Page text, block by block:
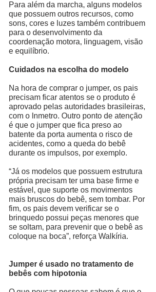
Para além da marcha, alguns modelos
que possuem outros recursos, como
sons, cores e luzes também contribuem
para o desenvolvimento da
coordenação motora, linguagem, visão
e equilíbrio.
Cuidados na escolha do modelo
Na hora de comprar o jumper, os pais
precisam ficar atentos se o produto é
aprovado pelas autoridades brasileiras,
com o Inmetro. Outro ponto de atenção
é que o jumper que fica preso ao
batente da porta aumenta o risco de
acidentes, como a queda do bebê
durante os impulsos, por exemplo.
“Já os modelos que possuem estrutura
própria precisam ter uma base firme e
estável, que suporte os movimentos
mais bruscos do bebê, sem tombar. Por
fim, os pais devem verificar se o
brinquedo possui peças menores que
se soltam, para prevenir que o bebê as
coloque na boca”, reforça Walkíria.
Jumper é usado no tratamento de
bebês com hipotonia